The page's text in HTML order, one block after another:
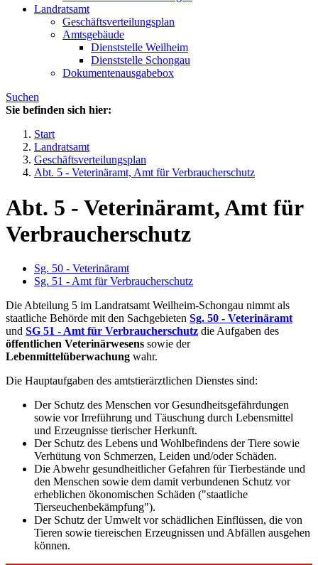
Landratsamt
Geschäftsverteilungsplan
Amtsgebäude
Dienststelle Weilheim
Dienststelle Schongau
Dokumentenausgabebox
Suchen
Sie befinden sich hier:
Start
Landratsamt
Geschäftsverteilungsplan
Abt. 5 - Veterinäramt, Amt für Verbraucherschutz
Abt. 5 - Veterinäramt, Amt für
Verbraucherschutz
Sg. 50 - Veterinäramt
Sg. 51 - Amt für Verbraucherschutz
Die Abteilung 5 im Landratsamt Weilheim-Schongau nimmt als
staatliche Behörde mit den Sachgebieten Sg. 50 - Veterinäramt
und SG 51 - Amt für Verbraucherschutz die Aufgaben des
öffentlichen Veterinärwesens sowie der
Lebenmittelüberwachung wahr.
Die Hauptaufgaben des amtstierärztlichen Dienstes sind:
Der Schutz des Menschen vor Gesundheitsgefährdungen
sowie vor Irreführung und Täuschung durch Lebensmittel
und Erzeugnisse tierischer Herkunft.
Der Schutz des Lebens und Wohlbefindens der Tiere sowie
Verhütung von Schmerzen, Leiden und/oder Schäden.
Die Abwehr gesundheitlicher Gefahren für Tierbestände und
den Menschen sowie dem damit verbundenen Schutz vor
erheblichen ökonomischen Schäden ("staatliche
Tierseuchenbekämpfung").
Der Schutz der Umwelt vor schädlichen Einflüssen, die von
Tieren sowie tiereischen Erzeugnissen und Abfällen ausgehen
können.